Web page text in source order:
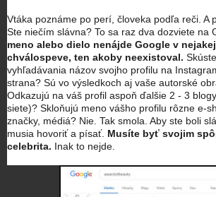
Vtáka poznáme po perí, človeka podľa reči. A
Ste niečím slávna? To sa raz dva dozviete na
meno alebo dielo nenájde Google v
chválospeve, ten akoby neexistoval.
vyhľadávania názov svojho profilu na
strana? Sú vo výsledkoch aj vaše autorské
Odkazujú na váš profil aspoň ďalšie 2 - 3
siete)? Skloňujú meno vášho profilu rôzne e-
značky, médiá? Nie. Tak smola. Aby ste boli
musia hovoriť a písať. Musíte byť svojim
celebrita. Inak to nejde.